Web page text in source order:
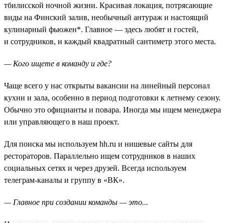
тбилисской ночной жизни. Красивая локация, потрясающие
виды на Финский залив, необычный антураж и настоящий
кулинарный фьюжен*. Главное — здесь любят и гостей,
и сотрудников, и каждый квадратный сантиметр этого места.
— Кого ищете в команду и где?
Чаще всего у нас открыты вакансии на линейный персонал
кухни и зала, особенно в период подготовки к летнему сезону.
Обычно это официанты и повара. Иногда мы ищем менеджера
или управляющего в наш проект.
Для поиска мы используем hh.ru и нишевые сайты для
рестораторов. Параллельно ищем сотрудников в наших
социальных сетях и через друзей. Всегда используем
телеграм-каналы и группу в «ВК».
— Главное при создании команды — это...